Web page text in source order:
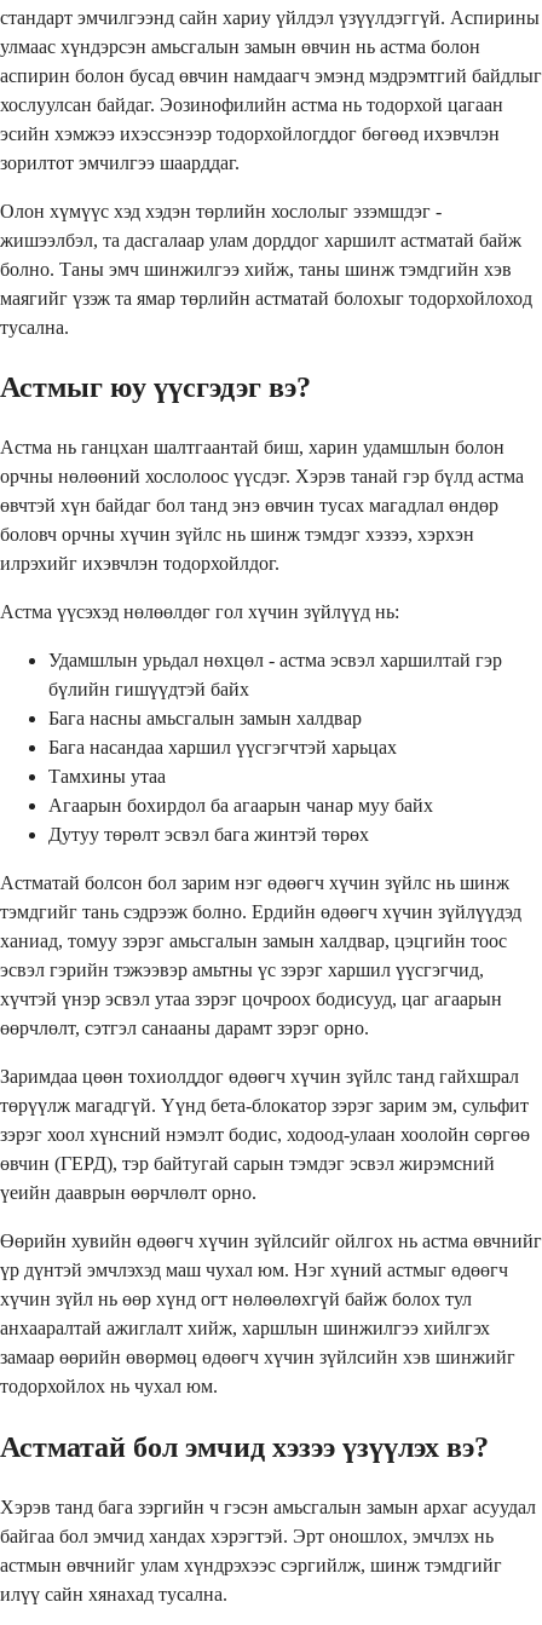
стандарт эмчилгээнд сайн хариу үйлдэл үзүүлдэггүй. Аспирины
улмаас хүндэрсэн амьсгалын замын өвчин нь астма болон
аспирин болон бусад өвчин намдаагч эмэнд мэдрэмтгий байдлыг
хослуулсан байдаг. Эозинофилийн астма нь тодорхой цагаан
эсийн хэмжээ ихэссэнээр тодорхойлогддог бөгөөд ихэвчлэн
зорилтот эмчилгээ шаарддаг.
Олон хүмүүс хэд хэдэн төрлийн хослолыг эзэмшдэг -
жишээлбэл, та дасгалаар улам дорддог харшилт астматай байж
болно. Таны эмч шинжилгээ хийж, таны шинж тэмдгийн хэв
маягийг үзэж та ямар төрлийн астматай болохыг тодорхойлоход
тусална.
Астмыг юу үүсгэдэг вэ?
Астма нь ганцхан шалтгаантай биш, харин удамшлын болон
орчны нөлөөний хослолоос үүсдэг. Хэрэв танай гэр бүлд астма
өвчтэй хүн байдаг бол танд энэ өвчин тусах магадлал өндөр
боловч орчны хүчин зүйлс нь шинж тэмдэг хэзээ, хэрхэн
илрэхийг ихэвчлэн тодорхойлдог.
Астма үүсэхэд нөлөөлдөг гол хүчин зүйлүүд нь:
Удамшлын урьдал нөхцөл - астма эсвэл харшилтай гэр
бүлийн гишүүдтэй байх
Бага насны амьсгалын замын халдвар
Бага насандаа харшил үүсгэгчтэй харьцах
Тамхины утаа
Агаарын бохирдол ба агаарын чанар муу байх
Дутуу төрөлт эсвэл бага жинтэй төрөх
Астматай болсон бол зарим нэг өдөөгч хүчин зүйлс нь шинж
тэмдгийг тань сэдрээж болно. Ердийн өдөөгч хүчин зүйлүүдэд
ханиад, томуу зэрэг амьсгалын замын халдвар, цэцгийн тоос
эсвэл гэрийн тэжээвэр амьтны үс зэрэг харшил үүсгэгчид,
хүчтэй үнэр эсвэл утаа зэрэг цочроох бодисууд, цаг агаарын
өөрчлөлт, сэтгэл санааны дарамт зэрэг орно.
Заримдаа цөөн тохиолддог өдөөгч хүчин зүйлс танд гайхшрал
төрүүлж магадгүй. Үүнд бета-блокатор зэрэг зарим эм, сульфит
зэрэг хоол хүнсний нэмэлт бодис, ходоод-улаан хоолойн сөргөө
өвчин (ГЕРД), тэр байтугай сарын тэмдэг эсвэл жирэмсний
үеийн дааврын өөрчлөлт орно.
Өөрийн хувийн өдөөгч хүчин зүйлсийг ойлгох нь астма өвчнийг
үр дүнтэй эмчлэхэд маш чухал юм. Нэг хүний астмыг өдөөгч
хүчин зүйл нь өөр хүнд огт нөлөөлөхгүй байж болох тул
анхааралтай ажиглалт хийж, харшлын шинжилгээ хийлгэх
замаар өөрийн өвөрмөц өдөөгч хүчин зүйлсийн хэв шинжийг
тодорхойлох нь чухал юм.
Астматай бол эмчид хэзээ үзүүлэх вэ?
Хэрэв танд бага зэргийн ч гэсэн амьсгалын замын архаг асуудал
байгаа бол эмчид хандах хэрэгтэй. Эрт оношлох, эмчлэх нь
астмын өвчнийг улам хүндрэхээс сэргийлж, шинж тэмдгийг
илүү сайн хянахад тусална.